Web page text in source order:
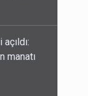
dan…